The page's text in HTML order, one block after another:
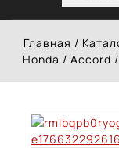
Главная /
Honda / Accord /